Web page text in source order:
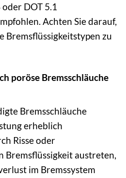
DOT 5.1
Achten Sie darauf,
Bremsflüssigkeitstypen zu
poröse Bremsschläuche
Bremsschläuche
erheblich
Risse oder
Bremsflüssigkeit austreten,
im Bremssystem